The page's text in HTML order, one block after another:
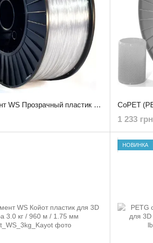
PETG филамент WS Прозрачный пластик для 3D принтера 3.0 кг / 960 м / 1.75 мм
1 233 грн
НОВИНКА